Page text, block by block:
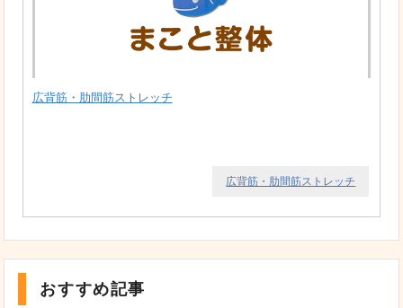
広背筋・肋間筋ストレッチ
広背筋・肋間筋ストレッチ
おすすめ記事